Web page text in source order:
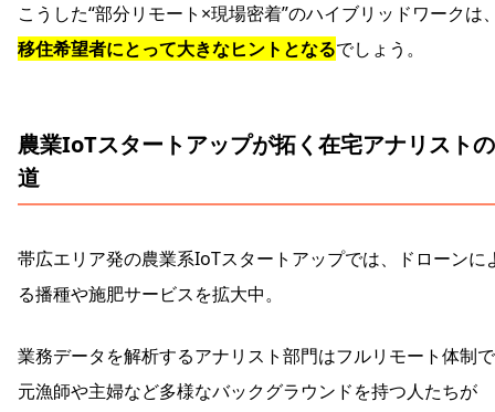
こうした“部分リモート×現場密着”のハイブリッドワークは
移住希望者にとって大きなヒントとなるでしょう。
農業IoTスタートアップが拓く在宅アナリストの
道
帯広エリア発の農業系IoTスタートアップでは、ドローンに
る播種や施肥サービスを拡大中。
業務データを解析するアナリスト部門はフルリモート体制
元漁師や主婦など多様なバックグラウンドを持つ人たちが